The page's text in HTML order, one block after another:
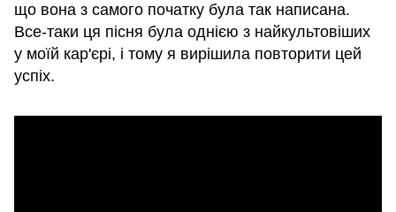
що вона з самого початку була так написана.
Все-таки ця пісня була однією з найкультовіших
у моїй кар'єрі, і тому я вирішила повторити цей
успіх.